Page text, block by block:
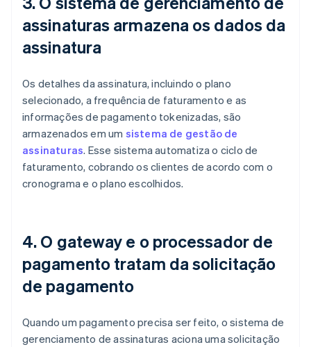
assinaturas armazena os dados da
assinatura
Os detalhes da assinatura, incluindo o plano
selecionado, a frequência de faturamento e as
informações de pagamento tokenizadas, são
armazenados em um sistema de gestão de
assinaturas. Esse sistema automatiza o ciclo de
faturamento, cobrando os clientes de acordo com o
cronograma e o plano escolhidos.
4. O gateway e o processador de
pagamento tratam da solicitação
de pagamento
Quando um pagamento precisa ser feito, o sistema de
gerenciamento de assinaturas aciona uma solicitação